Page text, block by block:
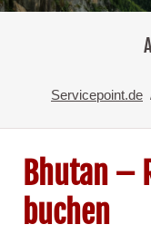
Servicepoint.de
Bhutan –
buchen